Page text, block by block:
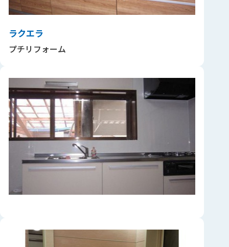
ラクエラ
プチリフォーム